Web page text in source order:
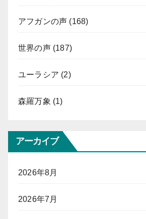
アフガンの声 (168)
世界の声(187)
ユーラシア (2)
森羅万象 (1)
アーカイブ
2026年8月
2026年7月